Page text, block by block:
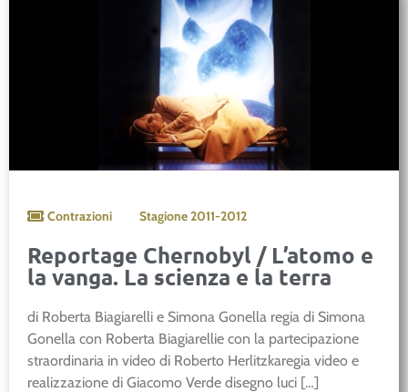
Contrazioni Stagione2011-2012
Reportage Chernobyl / L’atomo e
la vanga. La scienza e la terra
di Roberta Biagiarelli e Simona Gonella regia di Simona
Gonella con Roberta Biagiarellie con la partecipazione
straordinaria in video di Roberto Herlitzkaregia video e
realizzazione di Giacomo Verde disegno luci […]